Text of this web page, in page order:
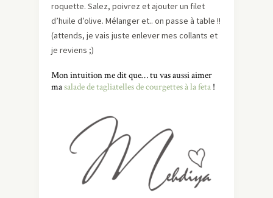
roquette. Salez, poivrez et ajouter un filet
d’huile d’olive. Mélanger et.. on passe à table !!
(attends, je vais juste enlever mes collants et
je reviens ;)
Mon intuition me dit que… tu vas aussi aimer
masalade de tagliatelles de courgettes à la feta !